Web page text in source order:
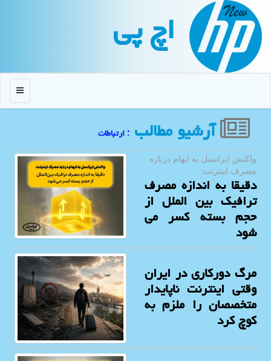
اچ پی
منو
آرشیو مطالب : ارتباطات
واكنش ایرانسل به ابهام درباره
مصرف اینترنت:
دقیقا به اندازه مصرف
ترافیک بین الملل از
حجم بسته کسر می
شود
مرگ دورکاری در ایران
وقتی اینترنت ناپایدار
متخصصان را ملزم به
کوچ کرد